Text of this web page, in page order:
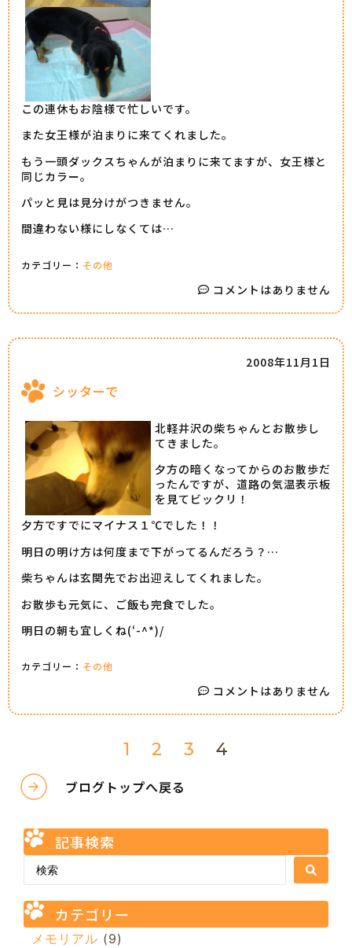
この連休もお陰様で忙しいです。
また女王様が泊まりに来てくれました。
もう一頭ダックスちゃんが泊まりに来てますが、女王様と
同じカラー。
パッと見は見分けがつきません。
間違わない様にしなくては…
カテゴリー： その他
コメントはありません
シッターで
2008年11月1日
北軽井沢の柴ちゃんとお散歩し
てきました。
夕方の暗くなってからのお散歩だ
ったんですが、道路の気温表示板
を見てビックリ！
夕方ですでにマイナス１℃でした！！
明日の明け方は何度まで下がってるんだろう？…
柴ちゃんは玄関先でお出迎えしてくれました。
お散歩も元気に、ご飯も完食でした。
明日の朝も宜しくね(‘-^*)/
カテゴリー： その他
コメントはありません
1 2 3 4
ブログトップへ戻る
記事検索
カテゴリー
メモリアル (9)